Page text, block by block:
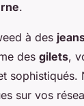
.
à des
des gilets,
sophistiqués.
sur vos